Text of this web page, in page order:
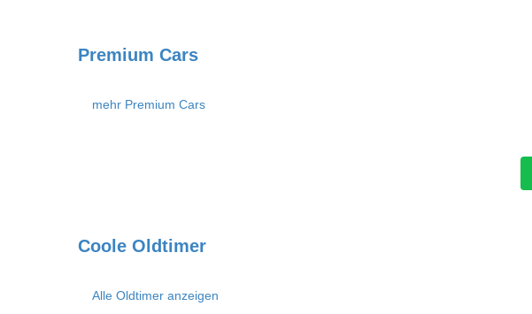
Premium Cars
mehr Premium Cars
Coole Oldtimer
Alle Oldtimer anzeigen